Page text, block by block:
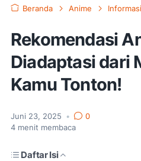
Beranda Anime Informasi
Rekomendasi
Diadaptasi dari
Kamu Tonton!
Juni 23, 2025 •
0
4 menit membaca
Daftar Isi